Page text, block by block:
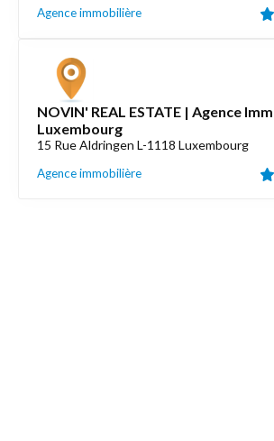
Agence immobilière
NOVIN' REAL ESTATE | Agence
Luxembourg
15 Rue Aldringen L-1118 Luxembourg
Agence immobilière